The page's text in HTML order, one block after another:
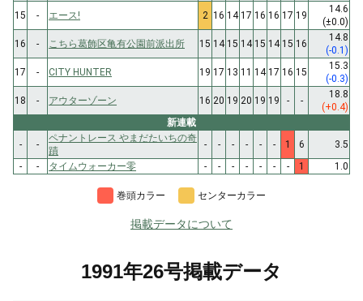
15
- エース! 2 16 14 17 16 16 17 19
14.6
(±0.0)
16
- こちら葛飾区亀有公園前派出所 15 14 15 14 15 14 15 16
14.8
(-0.1)
17
- CITY HUNTER 19 17 13 11 14 17 16 15
15.3
(-0.3)
18
- アウターゾーン 16 20 19 20 19 19 - -
18.8
(+0.4)
新連載
-
-
ペナントレース やまだたいちの奇
蹟
- - - - - - 1 6
3.5
-
- タイムウォーカー零 - - - - - - - 1 1.0
巻頭カラー センターカラー
掲載データについて
1991年26号掲載データ